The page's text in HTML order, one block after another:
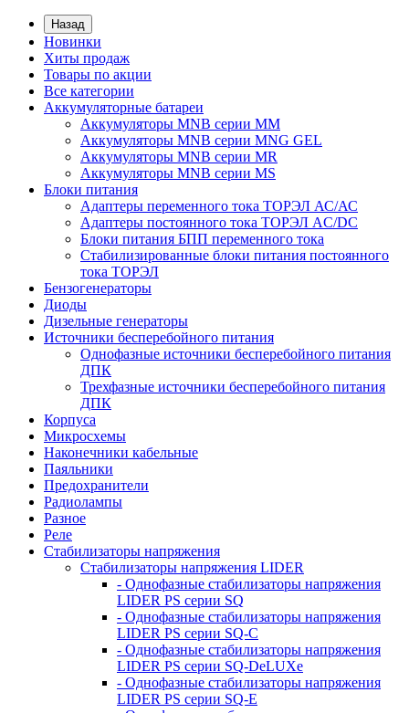
Назад
Новинки
Хиты продаж
Товары по акции
Все категории
Аккумуляторные батареи
Аккумуляторы MNB серии MM
Аккумуляторы MNB серии MNG GEL
Аккумуляторы MNB серии MR
Аккумуляторы MNB серии MS
Блоки питания
Адаптеры переменного тока ТОРЭЛ АС/АС
Адаптеры постоянного тока ТОРЭЛ AC/DC
Блоки питания БПП переменного тока
Стабилизированные блоки питания постоянного
тока ТОРЭЛ
Бензогенераторы
Диоды
Дизельные генераторы
Источники бесперебойного питания
Однофазные источники бесперебойного питания
ДПК
Трехфазные источники бесперебойного питания
ДПК
Корпуса
Микросхемы
Наконечники кабельные
Паяльники
Предохранители
Радиолампы
Разное
Реле
Стабилизаторы напряжения
Стабилизаторы напряжения LIDER
- Однофазные стабилизаторы напряжения
LIDER PS серии SQ
- Однофазные стабилизаторы напряжения
LIDER PS серии SQ-C
- Однофазные стабилизаторы напряжения
LIDER PS серии SQ-DeLUXe
- Однофазные стабилизаторы напряжения
LIDER PS серии SQ-E